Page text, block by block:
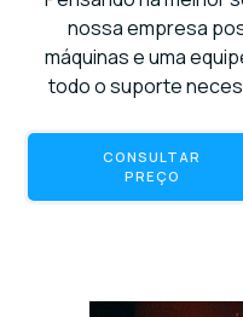
nossa empresa
máquinas e uma
todo o suporte
CONSULTAR
PREÇO